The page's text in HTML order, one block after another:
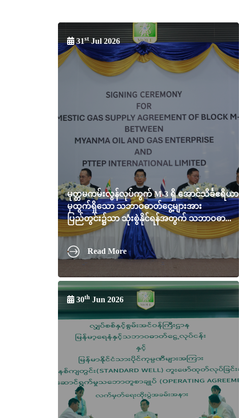
31stJul 2026
မုတ္တမကမ်းလွန်လုပ်ကွက် M-3 ရှိ အောင်သိင်္ခဧရိယာ
မှထွက်ရှိသော သဘာဝဓာတ်ငွေ့များအား
ပြည်တွင်း၌သာ သုံးစွဲနိုင်ရန်အတွက် သဘာဝဓာ...
Read More
30thJun 2026